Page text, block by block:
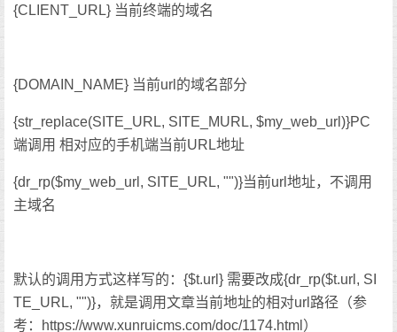
{CLIENT_URL} 当前终端的域名
{DOMAIN_NAME} 当前url的域名部分
{str_replace(SITE_URL, SITE_MURL, $my_web_url)}PC
端调用 相对应的手机端当前URL地址
{dr_rp($my_web_url, SITE_URL, "")}当前url地址，不调用
主域名
默认的调用方式这样写的：{$t.url} 需要改成{dr_rp($t.url, SI
TE_URL, "")}，就是调用文章当前地址的相对url路径（参
考：https://www.xunruicms.com/doc/1174.html）